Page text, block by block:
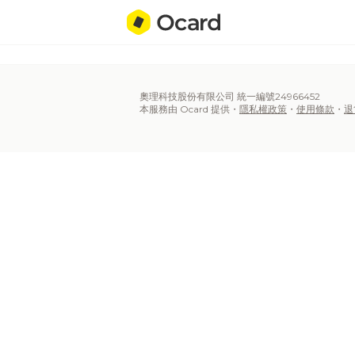
奧理科技股份有限公司 統一編號24966452
本服務由 Ocard 提供・ 隱私權政策 ・ 使用條款 ・